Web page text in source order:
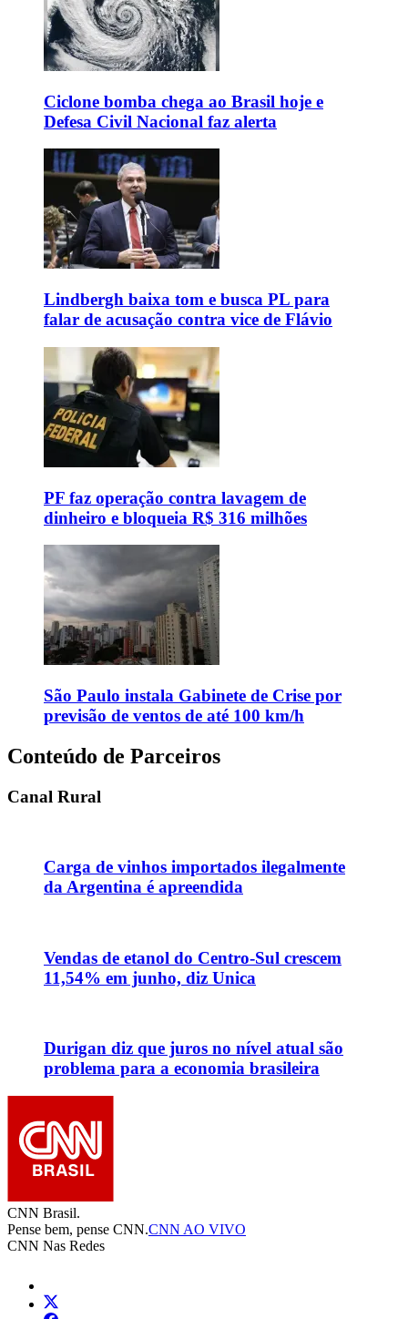
Ciclone bomba chega ao Brasil hoje e
Defesa Civil Nacional faz alerta
Lindbergh baixa tom e busca PL para
falar de acusação contra vice de Flávio
PF faz operação contra lavagem de
dinheiro e bloqueia R$ 316 milhões
São Paulo instala Gabinete de Crise por
previsão de ventos de até 100 km/h
Conteúdo de Parceiros
Canal Rural
Carga de vinhos importados ilegalmente
da Argentina é apreendida
Vendas de etanol do Centro-Sul crescem
11,54% em junho, diz Unica
Durigan diz que juros no nível atual são
problema para a economia brasileira
CNN Brasil.
Pense bem, pense CNN.CNN AO VIVO
CNN Nas Redes